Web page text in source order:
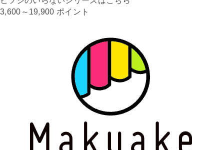
3,600～19,900 ポイント